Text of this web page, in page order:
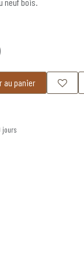
au panier
jours